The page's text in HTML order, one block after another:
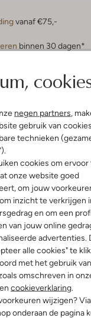
negen partners,
gebruik van
technieken
cookies om ervoor
onze website goed
om jouw
inzicht te verkrijgen
en om een
van jouw online
advertenties.
alle cookies" te
met het gebruik
omschreven in
en cookieverklaring.
wijzigen?
onderaan de pagina
vanaf €75,-
binnen 30 dagen*